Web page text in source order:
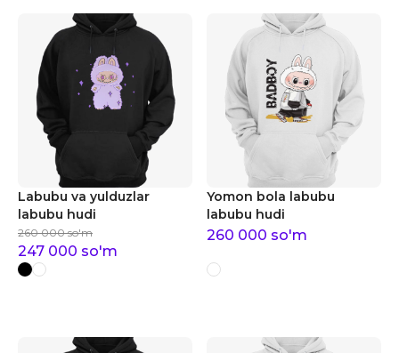
Labubu va yulduzlar
labubu hudi
260 000 so'm
247 000 so'm
Yomon bola labubu
labubu hudi
260 000 so'm